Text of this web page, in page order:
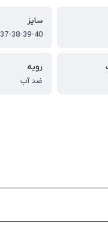
سایز
37-38-39-40
رویه
ضد آب